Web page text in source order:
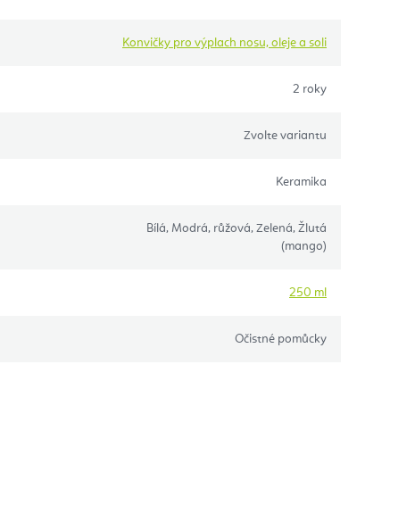
Konvičky pro výplach nosu, oleje a soli
2 roky
Zvolte variantu
Keramika
Bílá, Modrá, růžová, Zelená, Žlutá
(mango)
250 ml
Očistné pomůcky